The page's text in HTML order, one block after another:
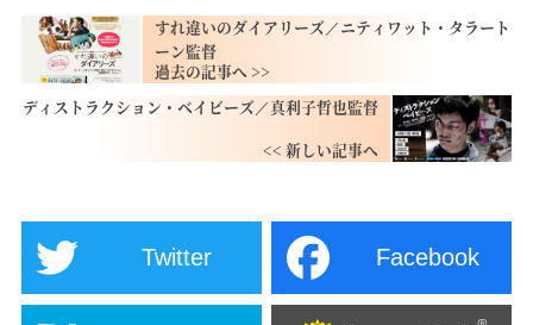
すれ違いのダイアリーズ／ニティワット・タラート
ーン監督
ディストラクション・ベイビーズ／真利子哲也監督
Twitter Facebook